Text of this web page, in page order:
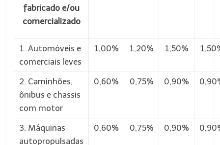
fabricado e/ou
comercializado
1. Automóveis e
comerciais leves
1,00% 1,20% 1,50%
2. Caminhões,
ônibus e chassis
com motor
0,60% 0,75% 0,90%
3. Máquinas
autopropulsadas
0,60% 0,75% 0,90%